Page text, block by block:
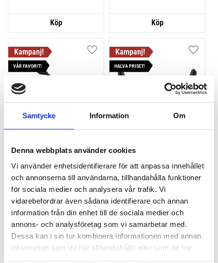
Samtycke Information Om
Denna webbplats använder cookies
Vi använder enhetsidentifierare för att anpassa innehållet
och annonserna till användarna, tillhandahålla funktioner
för sociala medier och analysera vår trafik. Vi
vidarebefordrar även sådana identifierare och annan
information från din enhet till de sociala medier och
annons- och analysföretag som vi samarbetar med.
Dessa kan i sin tur kombinera informationen med annan
information som du har tillhandahållit eller som de har
THULE PRORIDE BLACK
takcykelhållare
2 395 kr
2 595 kr
VÅR FAVORIT!
Lägg till i favoriter
THULE DOCKGLIDE
1 495 kr
3 145 kr
HALVA PRISET!
Lägg
Lägg till i favoriter